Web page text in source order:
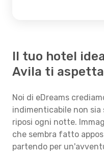
Il tuo hotel
Avila ti aspetta
Noi di eDreams
indimenticabile non sia
riposi ogni notte.
che sembra fatto
partendo per